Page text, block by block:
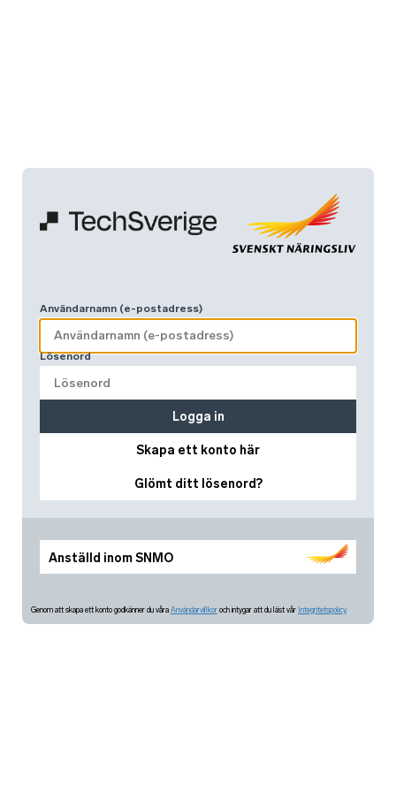
Anställd inom SNMO
Användarnamn (e-postadress)
Lösenord
Skapa ett konto här
Glömt ditt lösenord?
Logga in
Genom att skapa ett konto godkänner du våra Användarvillkor och intygar att du läst vår Integritetspolicy.